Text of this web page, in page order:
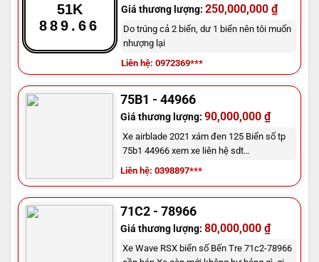
51K
889.66
Giá thương lượng: 250,000,000 ₫
Do trúng cả 2 biển, dư 1 biển nên tôi muốn
nhượng lại
Liên hệ: 0972369***
75B1 - 44966
Giá thương lượng:90,000,000 ₫
Xe airblade 2021 xám đen 125 Biển số tp
75b1 44966 xem xe liên hệ sdt
0398897261
Liên hệ: 0398897***
71C2 - 78966
Giá thương lượng:80,000,000 ₫
Xe Wave RSX biển số Bến Tre 71c2-78966